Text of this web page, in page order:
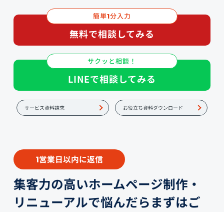
簡単1分入力
無料で相談してみる
サクッと相談！
LINEで相談してみる
サービス資料請求 お役立ち資料ダウンロード
1営業日以内に返信
集客力の高いホームページ制作・
リニューアルで悩んだらまずはご